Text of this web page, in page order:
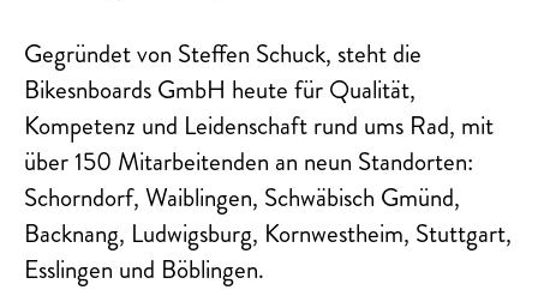
Gegründet von Steffen Schuck, steht die
Bikesnboards GmbH heute für Qualität,
Kompetenz und Leidenschaft rund ums Rad, mit
über 150 Mitarbeitenden an neun Standorten:
Schorndorf, Waiblingen, Schwäbisch Gmünd,
Backnang, Ludwigsburg, Kornwestheim, Stuttgart,
Esslingen und Böblingen.